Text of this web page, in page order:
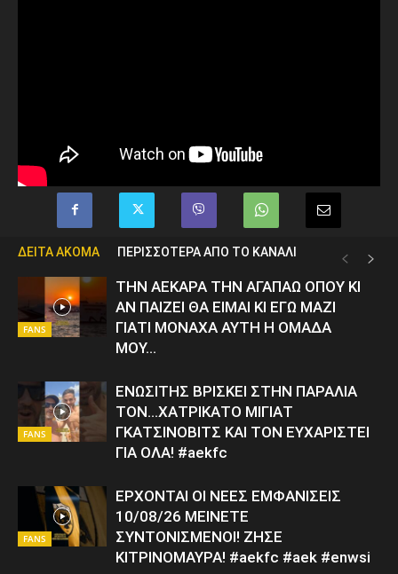
ΔΕΙΤΑ ΑΚΟΜΑ ΠΕΡΙΣΣΟΤΕΡΑ ΑΠΟ ΤΟ ΚΑΝΑΛΙ
FANS
ΤΗΝ ΑΕΚΑΡΑ ΤΗΝ ΑΓΑΠΑΩ ΟΠΟΥ ΚΙ
ΑΝ ΠΑΙΖΕΙ ΘΑ ΕΙΜΑΙ ΚΙ ΕΓΩ ΜΑΖΙ
ΓΙΑΤΙ ΜΟΝΑΧΑ ΑΥΤΗ Η ΟΜΑΔΑ
ΜΟΥ…
FANS
ΕΝΩΣΙΤΗΣ ΒΡΙΣΚΕΙ ΣΤΗΝ ΠΑΡΑΛΙΑ
ΤΟΝ…ΧΑΤΡΙΚΑΤΟ ΜΙΓΙΑΤ
ΓΚΑΤΣΙΝΟΒΙΤΣ ΚΑΙ ΤΟΝ ΕΥΧΑΡΙΣΤΕΙ
ΓΙΑ ΟΛΑ! #aekfc
FANS
ΕΡΧΟΝΤΑΙ ΟΙ ΝΕΕΣ ΕΜΦΑΝΙΣΕΙΣ
10/08/26 ΜΕΙΝΕΤΕ
ΣΥΝΤΟΝΙΣΜΕΝΟΙ! ΖΗΣΕ
ΚΙΤΡΙΝΟΜΑΥΡΑ! #aekfc #aek #enwsi